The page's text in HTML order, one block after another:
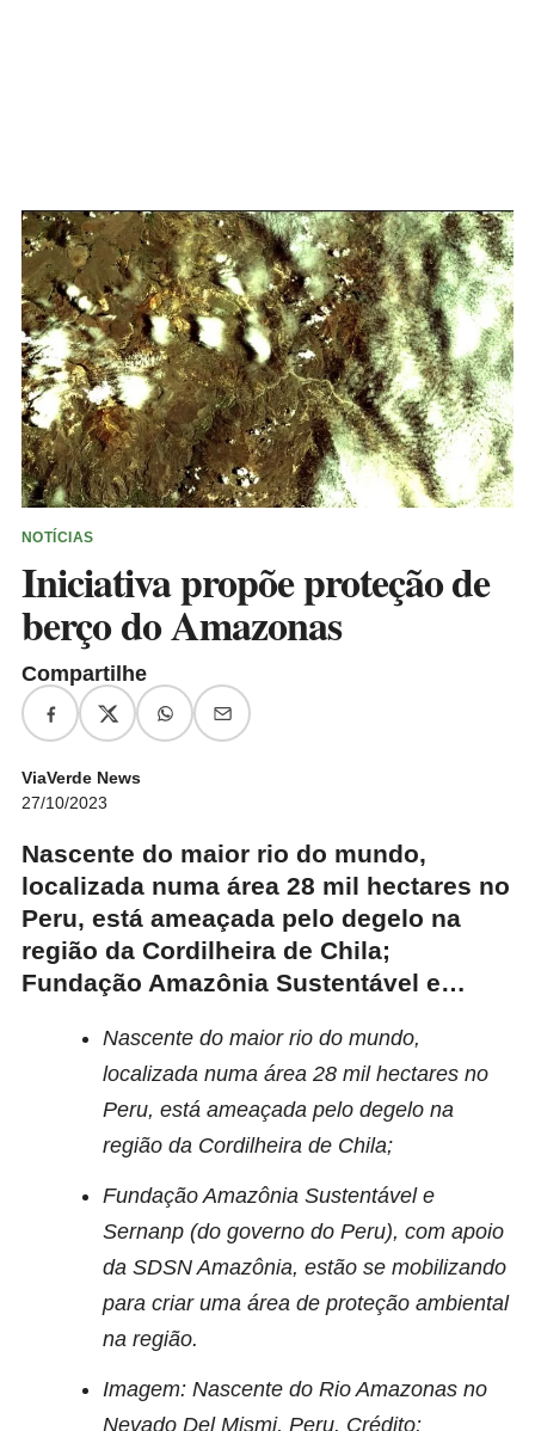
NOTÍCIAS
Iniciativa propõe proteção de
berço do Amazonas
Compartilhe
ViaVerde News
27/10/2023
Nascente do maior rio do mundo,
localizada numa área 28 mil hectares no
Peru, está ameaçada pelo degelo na
região da Cordilheira de Chila;
Fundação Amazônia Sustentável e…
Nascente do maior rio do mundo,
localizada numa área 28 mil hectares no
Peru, está ameaçada pelo degelo na
região da Cordilheira de Chila;
Fundação Amazônia Sustentável e
Sernanp (do governo do Peru), com apoio
da SDSN Amazônia, estão se mobilizando
para criar uma área de proteção ambiental
na região.
Imagem: Nascente do Rio Amazonas no
Nevado Del Mismi, Peru. Crédito: